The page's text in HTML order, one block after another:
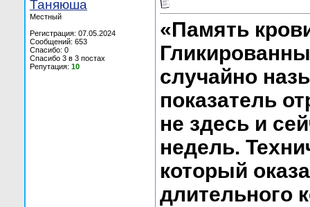
Таняюша
Местный
Регистрация: 07.05.2024
Сообщений: 653
Спасибо: 0
Спасибо 3 в 3 постах
Репутация: 10
«Память
случайно
показатель
не здесь и
недель.
который
длительного